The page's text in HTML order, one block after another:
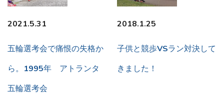
2021.5.31
五輪選考会で痛恨の失格か
ら。1995年 アトランタ
五輪選考会
2018.1.25
子供と競歩VSラン対決して
きました！